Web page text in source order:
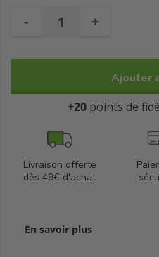
- +
Ajouter
+20 points de
Livraison offerte
dès 49€ d'achat
En savoir plus